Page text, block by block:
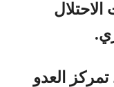
العدو